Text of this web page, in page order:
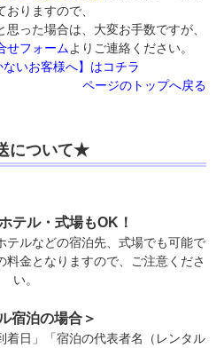
おりますので、
った場合は、大変お手数ですが、
せフォームよりご連絡ください。
いお客様へ】はコチラ
ページのトップへ戻る
について★
テル・式場もOK！
テルなどの宿泊先、式場でも可能で
料金となりますので、ご注意くださ
い。
宿泊の場合＞
着日」「宿泊の代表者名（レンタル